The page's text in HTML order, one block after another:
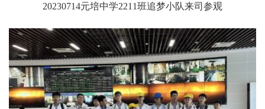
20230714元培中学2211班追梦小队来司参观